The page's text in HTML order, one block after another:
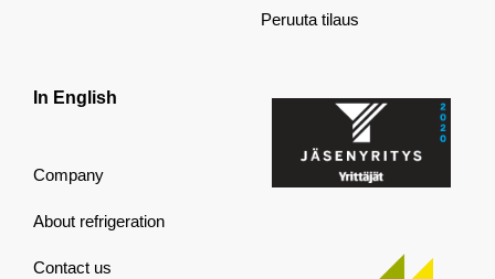
Peruuta tilaus
In English
Company
About refrigeration
Contact us